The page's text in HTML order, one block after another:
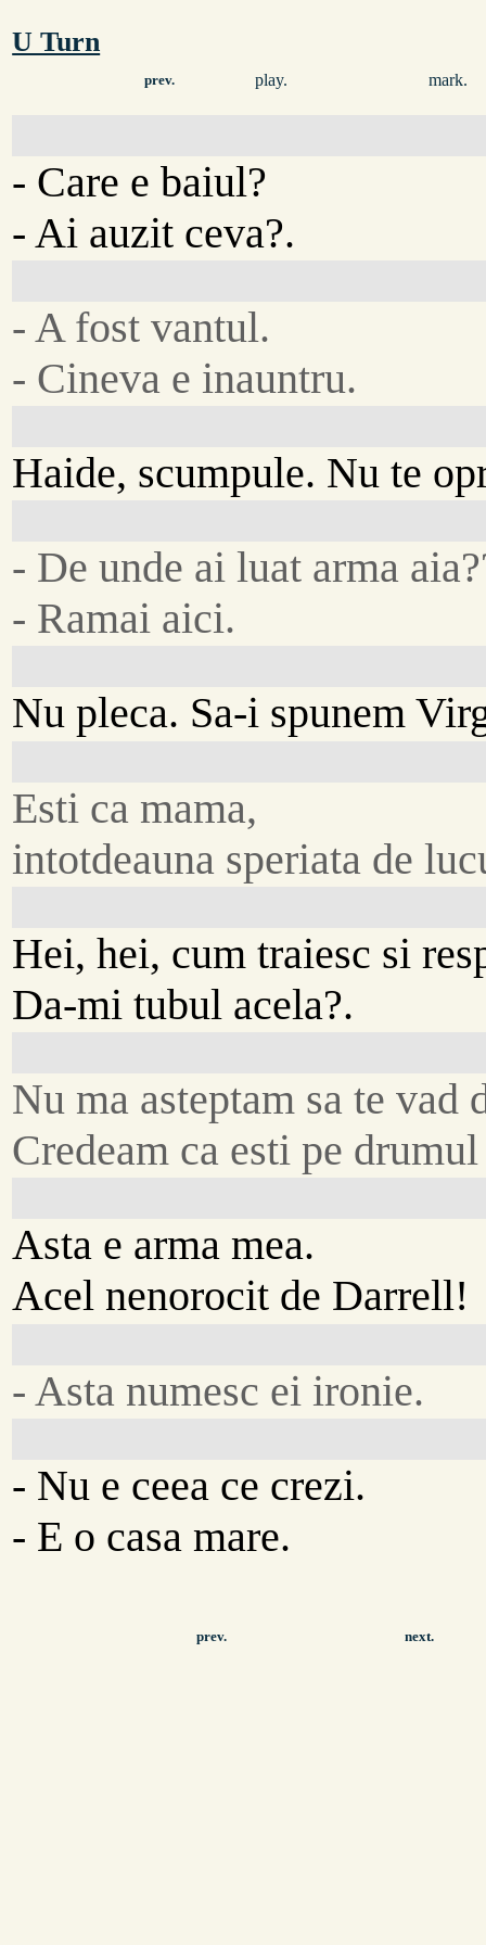
U Turn
prev. play. mark.
- Care e baiul?
- Ai auzit ceva?.
- A fost vantul.
- Cineva e inauntru.
Haide, scumpule. Nu te
- De unde ai luat arma
- Ramai aici.
Nu pleca. Sa-i spunem
Esti ca mama,
intotdeauna speriata de
Hei, hei, cum traiesc si
Da-mi tubul acela?.
Nu ma asteptam sa te vad
Credeam ca esti pe
Asta e arma mea.
Acel nenorocit de Darrell!
- Asta numesc ei ironie.
- Nu e ceea ce crezi.
- E o casa mare.
prev. next.